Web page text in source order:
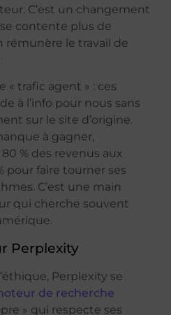
C’est un changement
contente plus de
rémunère le travail de
« trafic agent » : ces
à l’info pour nous sans
sur le site d’origine.
à gagner,
% des revenus aux
pour faire tourner ses
C’est une main
qui cherche souvent
Perplexity
Perplexity se
de recherche
» qui respecte ses